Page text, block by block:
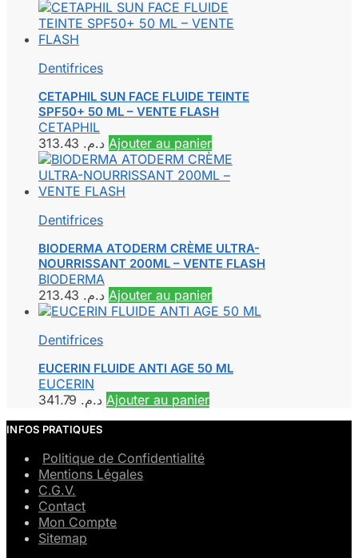
Dentifrices
CETAPHIL SUN FACE FLUIDE TEINTE
SPF50+ 50 ML – VENTE FLASH
CETAPHIL
د.م. Ajouter au panier
Dentifrices
BIODERMA ATODERM CRÈME ULTRA-
NOURRISSANT 200ML – VENTE FLASH
BIODERMA
د.م. Ajouter au panier
Dentifrices
EUCERIN FLUIDE ANTI AGE 50 ML
EUCERIN
د.م. Ajouter au panier
INFOS PRATIQUES
Politique de Confidentialité
Mentions Légales
C.G.V.
Contact
Mon Compte
Sitemap